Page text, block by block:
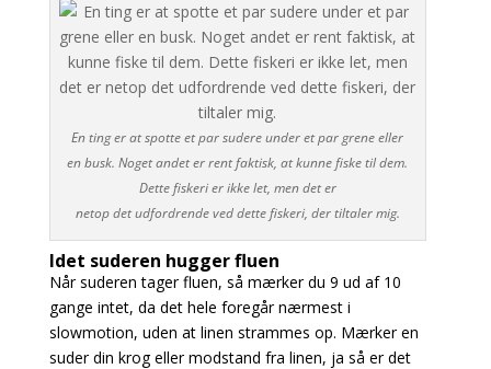
En ting er at spotte et par sudere under et par grene eller
en busk. Noget andet er rent faktisk, at kunne fiske til dem.
Dette fiskeri er ikke let, men det er
netop det udfordrende ved dette fiskeri, der tiltaler mig.
Idet suderen hugger fluen
Når suderen tager fluen, så mærker du 9 ud af 10
gange intet, da det hele foregår nærmest i
slowmotion, uden at linen strammes op. Mærker en
suder din krog eller modstand fra linen, ja så er det